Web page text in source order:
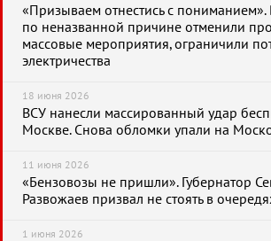
«Призываем отнестись с пониманием».
по неназванной причине отменили
массовые мероприятия, ограничили
электричества
18 июня 2026
ВСУ нанесли массированный удар
Москве. Снова обломки упали на
11 июня 2026
«Бензовозы не пришли». Губернатор
Развожаев призвал не стоять в
1 июня 2026